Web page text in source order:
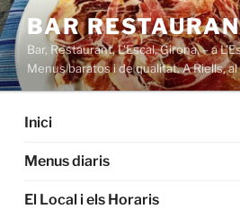
Saltar
al
contenido
BAR
Bar, Restaurant, L'Escal, Girona, – a
Menus baratos i de qualitat. A Riells,
Inici
Menus diaris
El Local i els Horaris